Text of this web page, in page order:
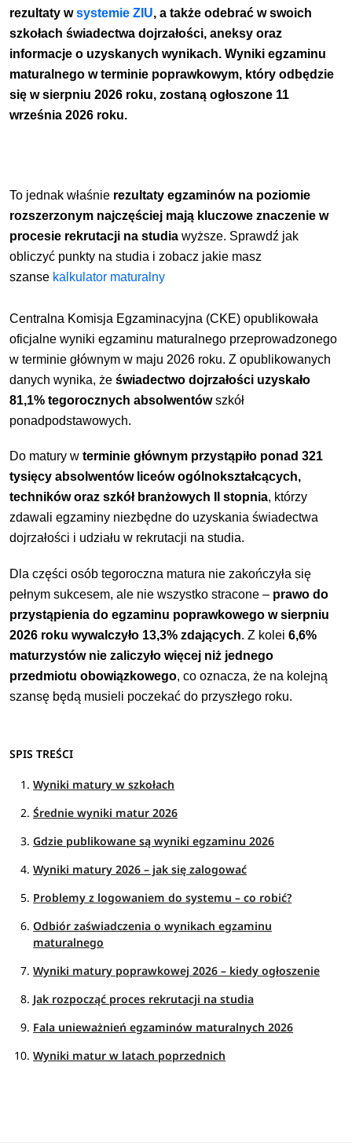
rezultaty wsystemie ZIU, a także odebrać w swoich
szkołach świadectwa dojrzałości, aneksy oraz
informacje o uzyskanych wynikach. Wyniki egzaminu
maturalnego w terminie poprawkowym, który odbędzie
się w sierpniu 2026 roku, zostaną ogłoszone 11
września 2026 roku.
To jednak właśnie rezultaty egzaminów na poziomie
rozszerzonym najczęściej mają kluczowe znaczenie w
procesie rekrutacji na studia wyższe. Sprawdź jak
obliczyć punkty na studia i zobacz jakie masz
szanse kalkulator maturalny
Centralna Komisja Egzaminacyjna (CKE) opublikowała
oficjalne wyniki egzaminu maturalnego przeprowadzonego
w terminie głównym w maju 2026 roku. Z opublikowanych
danych wynika, żeświadectwo dojrzałości uzyskało
81,1% tegorocznych absolwentówszkół
ponadpodstawowych.
Do matury wterminie głównym przystąpiło ponad 321
tysięcy absolwentów liceów ogólnokształcących,
techników oraz szkół branżowych II stopnia, którzy
zdawali egzaminy niezbędne do uzyskania świadectwa
dojrzałości i udziału w rekrutacji na studia.
Dla części osób tegoroczna matura nie zakończyła się
pełnym sukcesem, ale nie wszystko stracone – prawo do
przystąpienia do egzaminu poprawkowego w sierpniu
2026 roku wywalczyło 13,3% zdających. Z kolei6,6%
maturzystów nie zaliczyło więcej niż jednego
przedmiotu obowiązkowego, co oznacza, że na kolejną
szansę będą musieli poczekać do przyszłego roku.
SPIS TREŚCI
Wyniki matury w szkołach
Średnie wyniki matur 2026
Gdzie publikowane są wyniki egzaminu 2026
Wyniki matury 2026 – jak się zalogować
Problemy z logowaniem do systemu – co robić?
Odbiór zaświadczenia o wynikach egzaminu
maturalnego
Wyniki matury poprawkowej 2026 – kiedy ogłoszenie
Jak rozpocząć proces rekrutacji na studia
Fala unieważnień egzaminów maturalnych 2026
Wyniki matur w latach poprzednich